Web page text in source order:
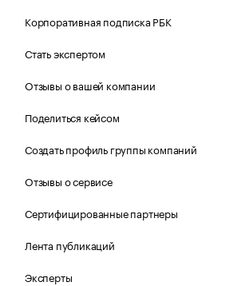
Корпоративная подписка РБК
Стать экспертом
Отзывы о вашей компании
Поделиться кейсом
Создать профиль группы компаний
Отзывы о сервисе
Сертифицированные партнеры
Лента публикаций
Эксперты